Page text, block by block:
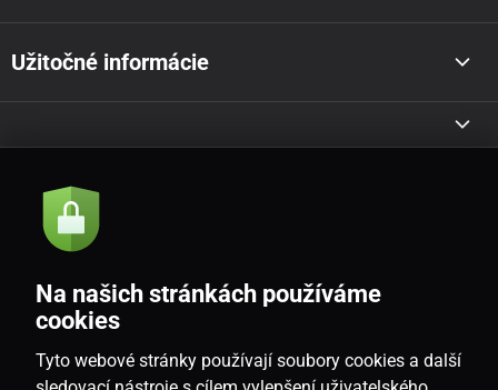
Užitočné informácie
Akcie a novinky e-mailom
Souhlasím sezásadami zpracování osobních údajů
Na našich stránkách používáme
cookies
Tyto webové stránky používají soubory cookies a další